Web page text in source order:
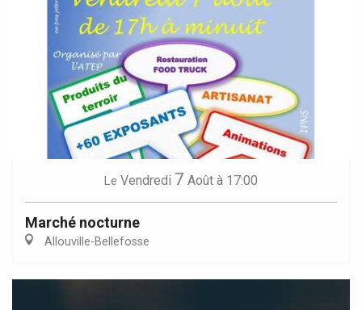
Le Vendredi 7 Août à 17:00
Marché nocturne
Allouville-Bellefosse